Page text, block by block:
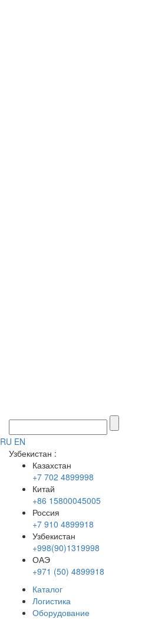
RU EN
Узбекистан :
Казахстан
+7 702 4899998
Китай
+86 15800045005
Россия
+7 910 4899918
Узбекистан
+998(90)1319998
ОАЭ
+971 (50) 4899918
Каталог
Логистика
Оборудование